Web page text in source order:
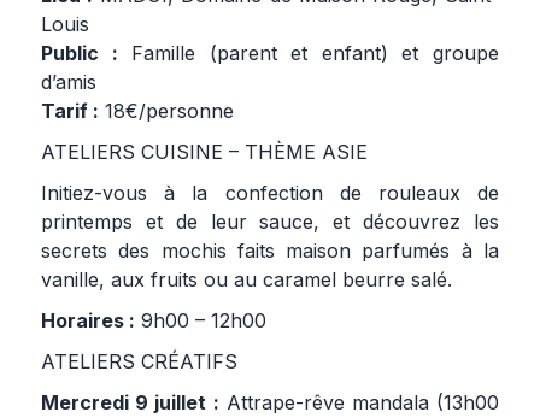
Louis
Public : Famille (parent et enfant) et groupe
d’amis
Tarif : 18€/personne
ATELIERS CUISINE – THÈME ASIE
Initiez-vous à la confection de rouleaux de
printemps et de leur sauce, et découvrez les
secrets des mochis faits maison parfumés à la
vanille, aux fruits ou au caramel beurre salé.
Horaires : 9h00 – 12h00
ATELIERS CRÉATIFS
Mercredi 9 juillet : Attrape-rêve mandala (13h00